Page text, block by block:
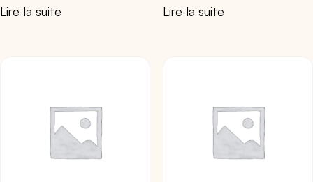
Lire la suite Lire la suite